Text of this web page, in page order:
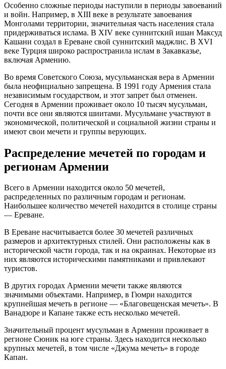
Особенно сложные периоды наступили в периоды завоеваний
и войн. Например, в XIII веке в результате завоевания
Монголами территории, значительная часть населения стала
придерживаться ислама. В XIV веке суннитский ишан Максуд
Кашани создал в Ереване свой суннитский маджлис. В XVI
веке Турция широко распространила ислам в Закавказье,
включая Армению.
Во время Советского Союза, мусульманская вера в Армении
была неофициально запрещена. В 1991 году Армения стала
независимым государством, и этот запрет был отменен.
Сегодня в Армении проживает около 10 тысяч мусульман,
почти все они являются шиитами. Мусульмане участвуют в
экономической, политической и социальной жизни страны и
имеют свои мечети и группы верующих.
Распределение мечетей по городам и
регионам Армении
Всего в Армении находится около 50 мечетей,
распределенных по различным городам и регионам.
Наибольшее количество мечетей находится в столице страны
— Ереване.
В Ереване насчитывается более 30 мечетей различных
размеров и архитектурных стилей. Они расположены как в
исторической части города, так и на окраинах. Некоторые из
них являются историческими памятниками и привлекают
туристов.
В других городах Армении мечети также являются
значимыми объектами. Например, в Гюмри находится
крупнейшая мечеть в регионе — «Благовещенская мечеть». В
Ванадзоре и Капане также есть несколько мечетей.
Значительный процент мусульман в Армении проживает в
регионе Сюник на юге страны. Здесь находится несколько
крупных мечетей, в том числе «Джума мечеть» в городе
Капан.